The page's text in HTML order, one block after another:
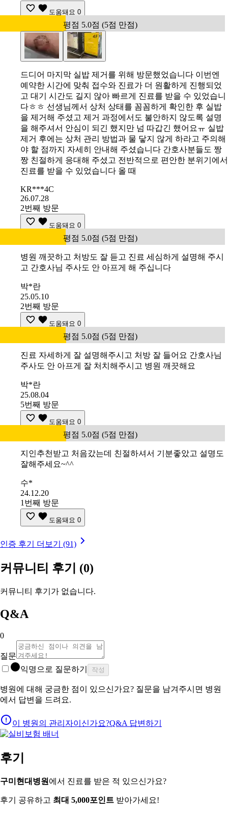
도움돼요 0
평점 5.0점 (5점 만점)
드디어 마지막 실밥 제거를 위해 방문했었습니다 이번엔
예약한 시간에 맞춰 접수와 진료가 더 원활하게 진행되었
고 대기 시간도 길지 않아 빠르게 진료를 받을 수 있었습니
다ㅎㅎ 선생님께서 상처 상태를 꼼꼼하게 확인한 후 실밥
을 제거해 주셨고 제거 과정에서도 불안하지 않도록 설명
을 해주셔서 안심이 되긴 했지만 넘 따갑긴 했어요ㅠ 실밥
제거 후에는 상처 관리 방법과 물 닿지 않게 하라고 주의해
야 할 점까지 자세히 안내해 주셨습니다 간호사분들도 짱
짱 친절하게 응대해 주셨고 전반적으로 편안한 분위기에서
진료를 받을 수 있었습니다 올 때
KR***4C
26.07.28
2번째 방문
도움돼요 0
평점 5.0점 (5점 만점)
병원 깨끗하고 처방도 잘 듣고 진료 세심하게 설명해 주시
고 간호사님 주사도 안 아프게 해 주십니다
박*란
25.05.10
2번째 방문
도움돼요 0
평점 5.0점 (5점 만점)
진료 자세하게 잘 설명해주시고 처방 잘 들어요 간호사님
주사도 안 아프게 잘 처치해주시고 병원 깨끗해요
박*란
25.08.04
5번째 방문
도움돼요 0
평점 5.0점 (5점 만점)
지인추천받고 처음갔는데 친절하셔서 기분좋았고 설명도
잘해주세요~^^
수*
24.12.20
1번째 방문
도움돼요 0
인증 후기 더보기 (91)
커뮤니티 후기 (0)
커뮤니티 후기가 없습니다.
Q&A
0
질문
익명으로 질문하기
작성
병원에 대해 궁금한 점이 있으신가요? 질문을 남겨주시면 병원
에서 답변을 드려요.
이 병원의 관리자이신가요?Q&A 답변하기
후기
구미현대병원 에서 진료를 받은 적 있으신가요?
후기 공유하고 최대 5,000포인트 받아가세요!